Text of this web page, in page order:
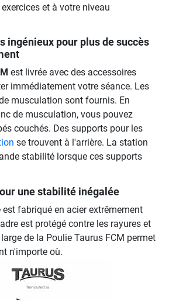
et à votre niveau
ingénieux pour plus de succès
est livrée avec des accessoires
immédiatement votre séance. Les
musculation sont fournis. En
de musculation, vous pouvez
couchés. Des supports pour les
se trouvent à l'arrière. La station
stabilité lorsque ces supports
une stabilité inégalée
est fabriqué en acier extrêmement
est protégé contre les rayures et
de la Poulie Taurus FCM permet
n'importe où.